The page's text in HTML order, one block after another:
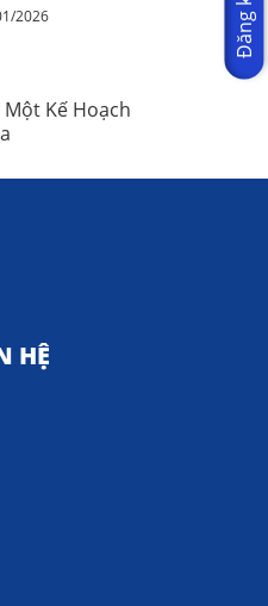
Vinalign
2026
Kế Hoạch
HỆ